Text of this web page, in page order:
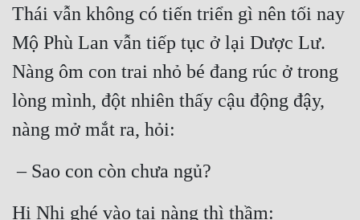
Thái vẫn không có tiến triển gì nên tối nay
Mộ Phù Lan vẫn tiếp tục ở lại Dược Lư.
Nàng ôm con trai nhỏ bé đang rúc ở trong
lòng mình, đột nhiên thấy cậu động đậy,
nàng mở mắt ra, hỏi:
– Sao con còn chưa ngủ?
Hi Nhi ghé vào tai nàng thì thầm: